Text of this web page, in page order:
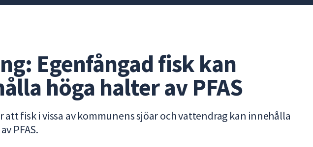
Egenfångad fisk kan
höga halter av PFAS
att fisk i vissa av kommunens sjöar och vattendrag kan innehålla
PFAS.